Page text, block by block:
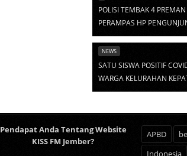
POLISI TEMBAK 4
PERAMPAS HP
NEWS
SATU SISWA POSITIF
WARGA KELURAHAN
Pendapat Anda Tentang Website
KISS FM Jember?
APBD
Indonesia